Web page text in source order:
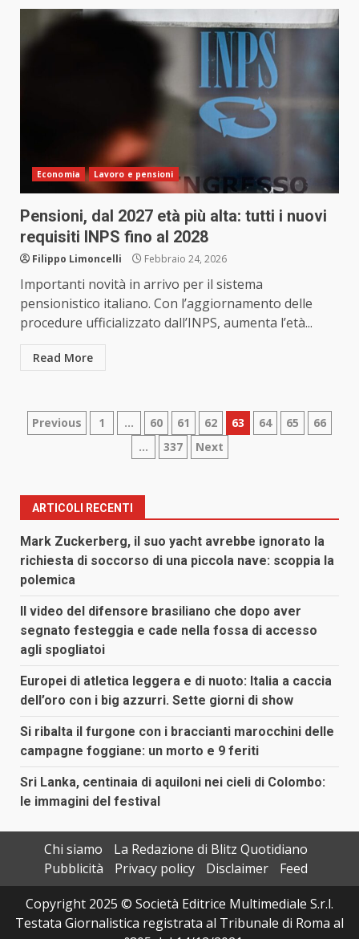
Economia Lavoro e pensioni
Pensioni, dal 2027 età più alta: tutti i nuovi
requisiti INPS fino al 2028
Filippo Limoncelli Febbraio 24, 2026
Importanti novità in arrivo per il sistema
pensionistico italiano. Con l’aggiornamento delle
procedure ufficializzato dall’INPS, aumenta l’età...
Read More
Paginazione
articoli
Previous 1 … 60 61 62 63 64 65
66
…
337 Next
ARTICOLI RECENTI
Mark Zuckerberg, il suo yacht avrebbe ignorato la
richiesta di soccorso di una piccola nave: scoppia la
polemica
Il video del difensore brasiliano che dopo aver
segnato festeggia e cade nella fossa di accesso
agli spogliatoi
Europei di atletica leggera e di nuoto: Italia a caccia
dell’oro con i big azzurri. Sette giorni di show
Si ribalta il furgone con i braccianti marocchini delle
campagne foggiane: un morto e 9 feriti
Sri Lanka, centinaia di aquiloni nei cieli di Colombo:
le immagini del festival
Chi siamo
La Redazione di Blitz Quotidiano
Pubblicità
Privacy policy Disclaimer
Feed
Copyright 2025 © Società Editrice Multimediale S.r.l.
Testata Giornalistica registrata al Tribunale di Roma al